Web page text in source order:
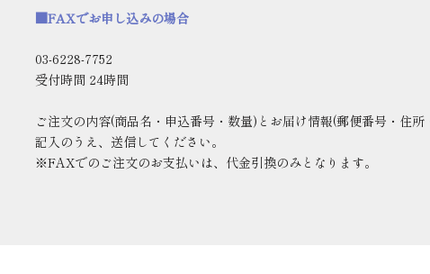
■FAXでお申し込みの場合
03-6228-7752
受付時間 24時間
ご注文の内容(商品名・申込番号・数量) とお届け情報(郵便番号・住所
記入のうえ、送信してください。
※FAXでのご注文のお支払いは、代金引換のみとなります。